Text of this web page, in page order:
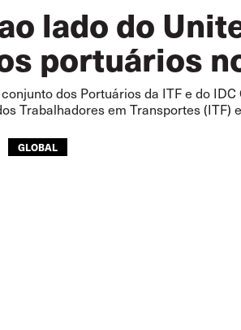
lado do
portuários
dos Portuários da ITF e do
Trabalhadores em Transportes (ITF)
GLOBAL